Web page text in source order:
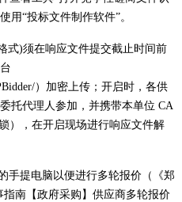
用“投标文件制作软件”。
式)须在响应文件提交截止时间前
）加密上传；开启时，各供
托代理人参加，并携带本单位 CA
），在开启现场进行响应文件解
手提电脑以便进行多轮报价（《郑
南【政府采购】供应商多轮报价